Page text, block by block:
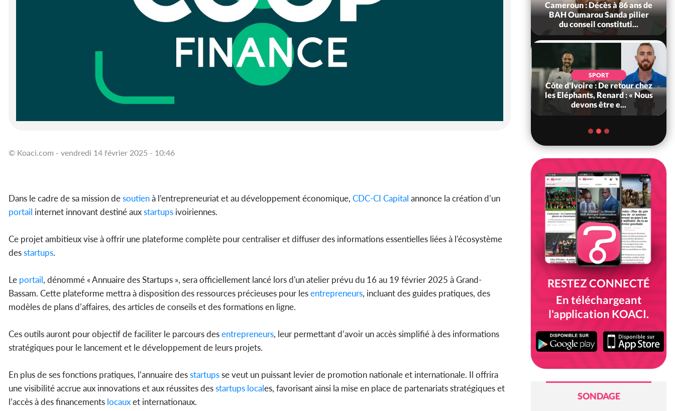
© Koaci.com - vendredi 14 février 2025 - 10:46
Dans le cadre de sa mission desoutienà l’entrepreneuriat et au développement économique, CDC-CI Capital annonce la création d’un
portail internet innovant destiné auxstartups ivoiriennes.
Ce projet ambitieux vise à offrir une plateforme complète pour centraliser et diffuser des informations essentielles liées à l'écosystème
desstartups.
Le portail, dénommé « Annuaire des Startups », sera officiellement lancé lors d'un atelier prévu du 16 au 19 février 2025 à Grand-
Bassam. Cette plateforme mettra à disposition des ressources précieuses pour lesentrepreneurs, incluant des guides pratiques, des
modèles de plans d’affaires, des articles de conseils et des formations en ligne.
Ces outils auront pour objectif de faciliter le parcours desentrepreneurs, leur permettant d’avoir un accès simplifié à des informations
stratégiques pour le lancement et le développement de leurs projets.
En plus de ses fonctions pratiques, l’annuaire desstartupsse veut un puissant levier de promotion nationale et internationale. Il offrira
une visibilité accrue aux innovations et aux réussites desstartups locales, favorisant ainsi la mise en place de partenariats stratégiques et
l’accès à des financements locauxet internationaux.
Cameroun : Décès à 86 ans de
BAH Oumarou Sanda pilier
du conseil constituti...
SPORT
Côte d'Ivoire : De retour chez
les Eléphants, Renard : « Nous
devons être e...
RESTEZ CONNECTÉ
En téléchargeant
l'application KOACI.
SONDAGE